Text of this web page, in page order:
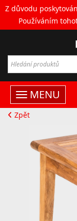
Z důvodu
Používáním
MENU
Zpět